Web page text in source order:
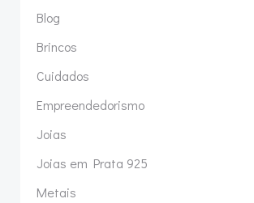
Blog
Brincos
Cuidados
Empreendedorismo
Joias
Joias em Prata 925
Metais